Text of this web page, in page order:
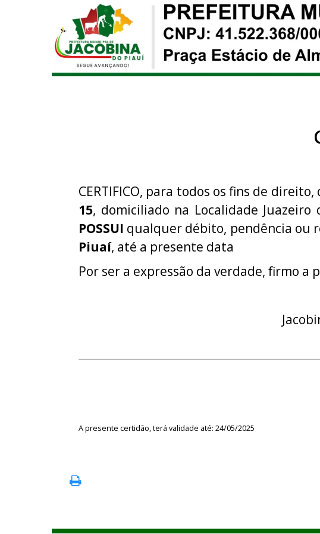
CERTIFICO, para todos os fins de direito,
15, domiciliado na Localidade
POSSUI qualquer débito, pendência ou
Piuaí, até a presente data
Por ser a expressão da verdade, firmo
A presente certidão, terá validade até: 24/05/2025